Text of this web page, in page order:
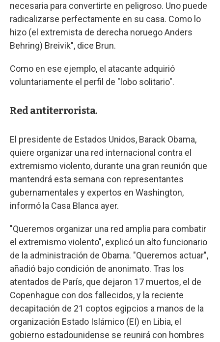
necesaria para convertirte en peligroso. Uno puede
radicalizarse perfectamente en su casa. Como lo
hizo (el extremista de derecha noruego Anders
Behring) Breivik", dice Brun.
Como en ese ejemplo, el atacante adquirió
voluntariamente el perfil de "lobo solitario".
Red antiterrorista.
El presidente de Estados Unidos, Barack Obama,
quiere organizar una red internacional contra el
extremismo violento, durante una gran reunión que
mantendrá esta semana con representantes
gubernamentales y expertos en Washington,
informó la Casa Blanca ayer.
"Queremos organizar una red amplia para combatir
el extremismo violento", explicó un alto funcionario
de la administración de Obama. "Queremos actuar",
añadió bajo condición de anonimato. Tras los
atentados de París, que dejaron 17 muertos, el de
Copenhague con dos fallecidos, y la reciente
decapitación de 21 coptos egipcios a manos de la
organización Estado Islámico (EI) en Libia, el
gobierno estadounidense se reunirá con hombres